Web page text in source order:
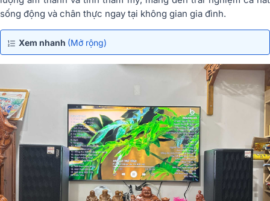
sống động và chân thực ngay tại không gian gia đình.
Xem nhanh (Mở rộng)